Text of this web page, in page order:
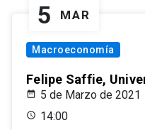
5 MAR
Macroeconomía
Felipe Saffie,
5 de Marzo de 2021
14:00